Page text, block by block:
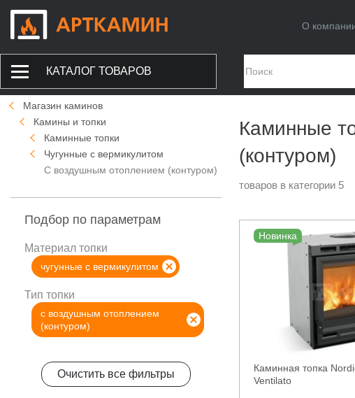
О
КАТАЛОГ ТОВАРОВ
Магазин каминов
Камины и топки
Каминные топки
Чугунные с вермикулитом
С воздушным отоплением (контуром)
Подбор по параметрам
Материал топки
чугунные с вермикулитом
Тип топки
с воздушным отоплением
(контуром)
Очистить все фильтры
Каминные
(контуром)
товаров в категории 5
Новинка
Каминная топка
Ventilato